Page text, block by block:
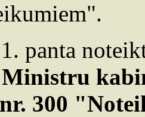
panta
300